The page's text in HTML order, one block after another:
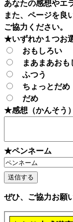
あなたの感想やエ
また、ページを良
ご協力ください。
★いずれか１つお
おもしろい
まあまあおも
ふつう
ちょっとだめ
だめ
★感想（かんそう
★ペンネーム
ぜひ、ご協力お願